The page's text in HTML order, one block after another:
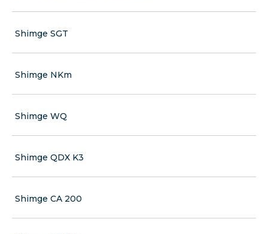
Shimge SGT
Shimge NKm
Shimge WQ
Shimge QDX K3
Shimge CA 200